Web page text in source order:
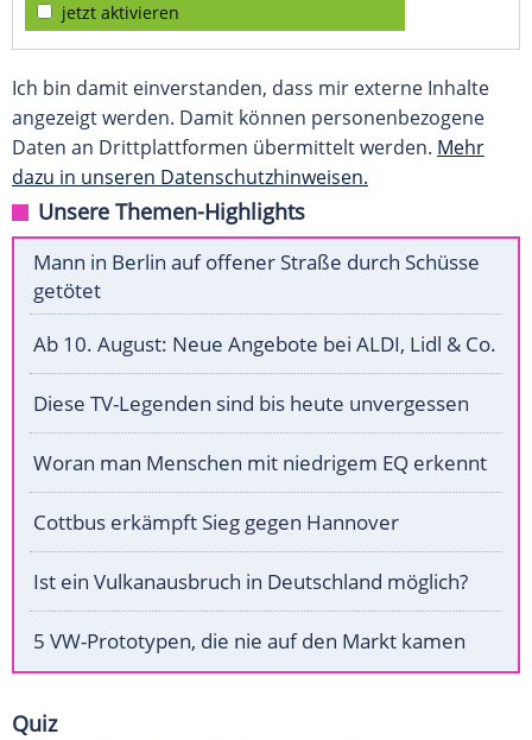
jetzt aktivieren
Ich bin damit einverstanden, dass mir externe Inhalte
angezeigt werden. Damit können personenbezogene
Daten an Drittplattformen übermittelt werden. Mehr
dazu in unseren Datenschutzhinweisen.
Unsere Themen-Highlights
Mann in Berlin auf offener Straße durch Schüsse
getötet
Ab 10. August: Neue Angebote bei ALDI, Lidl & Co.
Diese TV-Legenden sind bis heute unvergessen
Woran man Menschen mit niedrigem EQ erkennt
Cottbus erkämpft Sieg gegen Hannover
Ist ein Vulkanausbruch in Deutschland möglich?
5 VW-Prototypen, die nie auf den Markt kamen
Quiz